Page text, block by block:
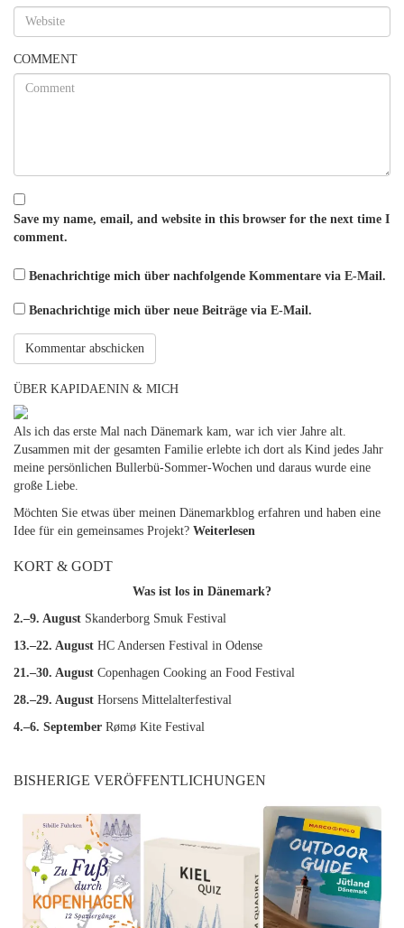
COMMENT
Save my name, email, and website in this browser for the next time I
comment.
Benachrichtige mich über nachfolgende Kommentare via E-Mail.
Benachrichtige mich über neue Beiträge via E-Mail.
ÜBER KAPIDAENIN & MICH
Als ich das erste Mal nach Dänemark kam, war ich vier Jahre alt.
Zusammen mit der gesamten Familie erlebte ich dort als Kind jedes Jahr
meine persönlichen Bullerbü-Sommer-Wochen und daraus wurde eine
große Liebe.
Möchten Sie etwas über meinen Dänemarkblog erfahren und haben eine
Idee für ein gemeinsames Projekt? Weiterlesen
KORT & GODT
Was ist los in Dänemark?
2.–9. August Skanderborg Smuk Festival
13.–22. August HC Andersen Festival in Odense
21.–30. August Copenhagen Cooking an Food Festival
28.–29. August Horsens Mittelalterfestival
4.–6. September Rømø Kite Festival
BISHERIGE VERÖFFENTLICHUNGEN